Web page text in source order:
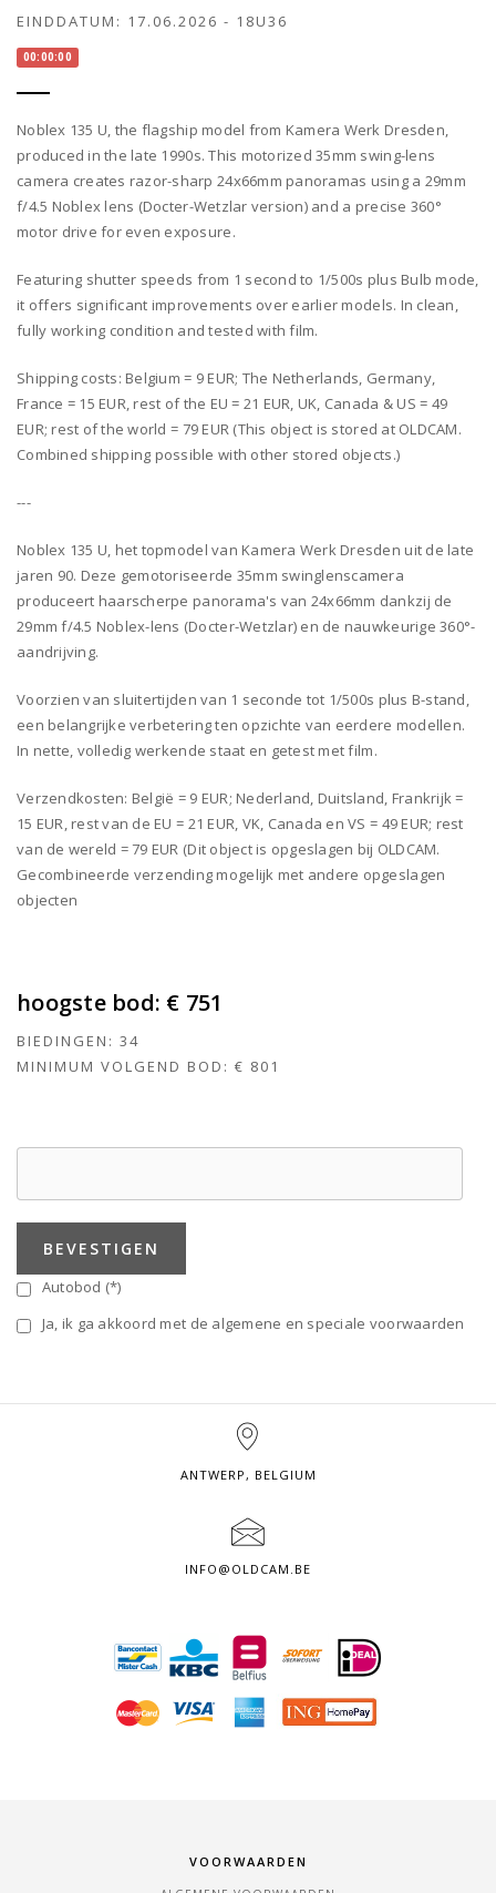
EINDDATUM: 17.06.2026 - 18U36
00:00:00
Noblex 135 U, the flagship model from Kamera Werk Dresden,
produced in the late 1990s. This motorized 35mm swing-lens
camera creates razor-sharp 24x66mm panoramas using a 29mm
f/4.5 Noblex lens (Docter-Wetzlar version) and a precise 360°
motor drive for even exposure.
Featuring shutter speeds from 1 second to 1/500s plus Bulb mode,
it offers significant improvements over earlier models. In clean,
fully working condition and tested with film.
Shipping costs: Belgium = 9 EUR; The Netherlands, Germany,
France = 15 EUR, rest of the EU = 21 EUR, UK, Canada & US = 49
EUR; rest of the world = 79 EUR (This object is stored at OLDCAM.
Combined shipping possible with other stored objects.)
---
Noblex 135 U, het topmodel van Kamera Werk Dresden uit de late
jaren 90. Deze gemotoriseerde 35mm swinglenscamera
produceert haarscherpe panorama's van 24x66mm dankzij de
29mm f/4.5 Noblex-lens (Docter-Wetzlar) en de nauwkeurige 360°-
aandrijving.
Voorzien van sluitertijden van 1 seconde tot 1/500s plus B-stand,
een belangrijke verbetering ten opzichte van eerdere modellen.
In nette, volledig werkende staat en getest met film.
Verzendkosten: België = 9 EUR; Nederland, Duitsland, Frankrijk =
15 EUR, rest van de EU = 21 EUR, VK, Canada en VS = 49 EUR; rest
van de wereld = 79 EUR (Dit object is opgeslagen bij OLDCAM.
Gecombineerde verzending mogelijk met andere opgeslagen
objecten
hoogste bod: € 751
BIEDINGEN: 34
MINIMUM VOLGEND BOD: € 801
BEVESTIGEN
Autobod (*)
Ja, ik ga akkoord met de algemene en speciale voorwaarden
ANTWERP, BELGIUM
INFO@OLDCAM.BE
VOORWAARDEN